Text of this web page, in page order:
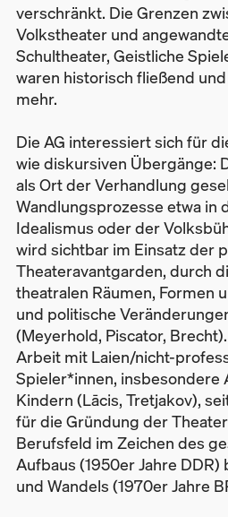
verschränkt. Die Grenzen
Volkstheater und
Schultheater, Geistliche
waren historisch fließend
mehr.
Die AG interessiert sich für
wie diskursiven Übergänge:
als Ort der Verhandlung
Wandlungsprozesse etwa in
Idealismus oder der
wird sichtbar im Einsatz der
Theateravantgarden, durch
theatralen Räumen, Formen
und politische
(Meyerhold, Piscator,
Arbeit mit Laien/nicht-
Spieler*innen, insbesondere
Kindern (Lācis, Tretjakov),
für die Gründung der
Berufsfeld im Zeichen des
Aufbaus (1950er Jahre
und Wandels (1970er Jahre